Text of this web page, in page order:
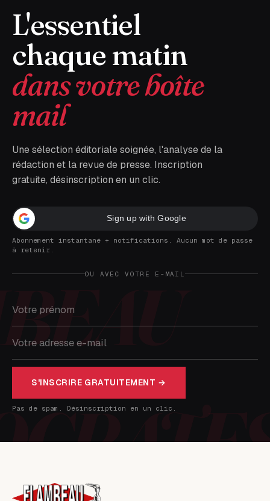
L'essentiel
chaque matin
dans votre boîte
mail
Une sélection éditoriale soignée, l'analyse de la
rédaction et la revue de presse. Inscription
gratuite, désinscription en un clic.
Sign up with Google
Abonnement instantané + notifications. Aucun mot de passe
à retenir.
OU AVEC VOTRE E-MAIL
S'INSCRIRE GRATUITEMENT →
Pas de spam. Désinscription en un clic.